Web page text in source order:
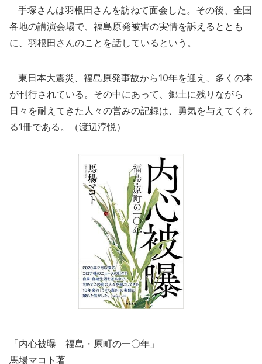
手塚さんは羽根田さんを訪ねて面会した。その後、全国
各地の講演会場で、福島原発被害の実情を訴えるととも
に、羽根田さんのことを話しているという。
東日本大震災、福島原発事故から10年を迎え、多くの本
が刊行されている。その中にあって、郷土に残りながら
日々を耐えてきた人々の営みの記録は、勇気を与えてくれ
る1冊である。（渡辺淳悦）
「内心被曝 福島・原町の一〇年」
馬場マコト著